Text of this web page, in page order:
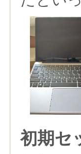
初期セ